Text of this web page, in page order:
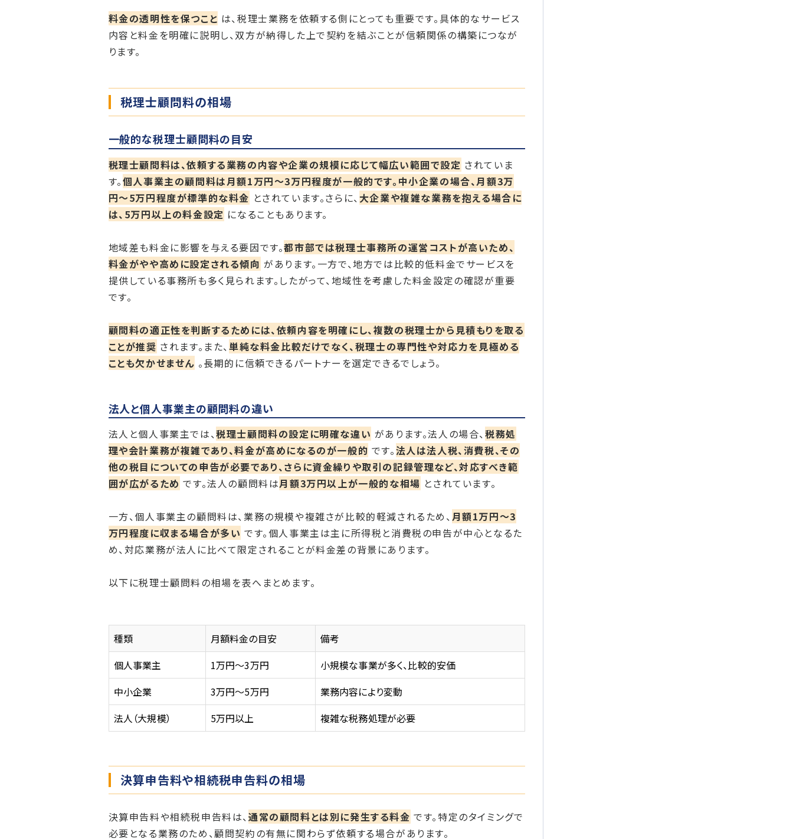
料金の透明性を保つこと は、税理士業務を依頼する側にとっても重要です。具体的なサービス
内容と料金を明確に説明し、双方が納得した上で契約を結ぶことが信頼関係の構築につなが
ります。
税理士顧問料の相場
一般的な税理士顧問料の目安
税理士顧問料は、依頼する業務の内容や企業の規模に応じて幅広い範囲で設定 されていま
す。個人事業主の顧問料は月額1万円〜3万円程度が一般的です。中小企業の場合、月額3万
円〜5万円程度が標準的な料金 とされています。さらに、 大企業や複雑な業務を抱える場合に
は、5万円以上の料金設定 になることもあります。
地域差も料金に影響を与える要因です。都市部では税理士事務所の運営コストが高いため、
料金がやや高めに設定される傾向 があります。一方で、地方では比較的低料金でサービスを
提供している事務所も多く見られます。したがって、地域性を考慮した料金設定の確認が重要
です。
顧問料の適正性を判断するためには、依頼内容を明確にし、複数の税理士から見積もりを取る
ことが推奨 されます。また、単純な料金比較だけでなく、税理士の専門性や対応力を見極める
ことも欠かせません 。長期的に信頼できるパートナーを選定できるでしょう。
法人と個人事業主の顧問料の違い
法人と個人事業主では、税理士顧問料の設定に明確な違い があります。法人の場合、税務処
理や会計業務が複雑であり、料金が高めになるのが一般的 です。法人は法人税、消費税、その
他の税目についての申告が必要であり、さらに資金繰りや取引の記録管理など、対応すべき範
囲が広がるため です。法人の顧問料は月額3万円以上が一般的な相場 とされています。
一方、個人事業主の顧問料は、業務の規模や複雑さが比較的軽減されるため、月額1万円〜3
万円程度に収まる場合が多い です。個人事業主は主に所得税と消費税の申告が中心となるた
め、対応業務が法人に比べて限定されることが料金差の背景にあります。
以下に税理士顧問料の相場を表へまとめます。
種類 月額料金の目安
備考
個人事業主
1万円～3万円
小規模な事業が多く、比較的安価
中小企業
3万円～5万円
業務内容により変動
法人（大規模）
5万円以上 複雑な税務処理が必要
決算申告料や相続税申告料の相場
決算申告料や相続税申告料は、通常の顧問料とは別に発生する料金 です。特定のタイミングで
必要となる業務のため、顧問契約の有無に関わらず依頼する場合があります。